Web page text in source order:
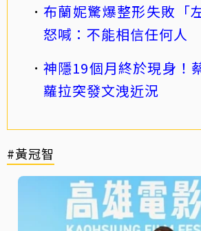
布蘭妮驚爆整形失敗「
怒喊：不能相信任何人
神隱19個月終於現身！
蘿拉突發文洩近況
#黃冠智